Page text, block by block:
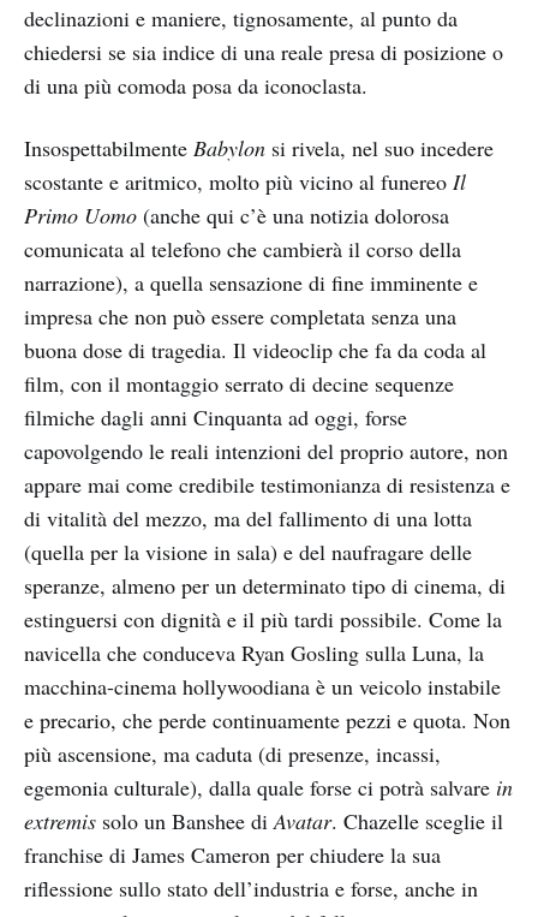
declinazioni e maniere, tignosamente, al punto da
chiedersi se sia indice di una reale presa di posizione o
di una più comoda posa da iconoclasta.
Insospettabilmente Babylon si rivela, nel suo incedere
scostante e aritmico, molto più vicino al funereo Il
Primo Uomo (anche qui c’è una notizia dolorosa
comunicata al telefono che cambierà il corso della
narrazione), a quella sensazione di fine imminente e
impresa che non può essere completata senza una
buona dose di tragedia. Il videoclip che fa da coda al
film, con il montaggio serrato di decine sequenze
filmiche dagli anni Cinquanta ad oggi, forse
capovolgendo le reali intenzioni del proprio autore, non
appare mai come credibile testimonianza di resistenza e
di vitalità del mezzo, ma del fallimento di una lotta
(quella per la visione in sala) e del naufragare delle
speranze, almeno per un determinato tipo di cinema, di
estinguersi con dignità e il più tardi possibile. Come la
navicella che conduceva Ryan Gosling sulla Luna, la
macchina-cinema hollywoodiana è un veicolo instabile
e precario, che perde continuamente pezzi e quota. Non
più ascensione, ma caduta (di presenze, incassi,
egemonia culturale), dalla quale forse ci potrà salvare in
extremis solo un Banshee di Avatar. Chazelle sceglie il
franchise di James Cameron per chiudere la sua
riflessione sullo stato dell’industria e forse, anche in